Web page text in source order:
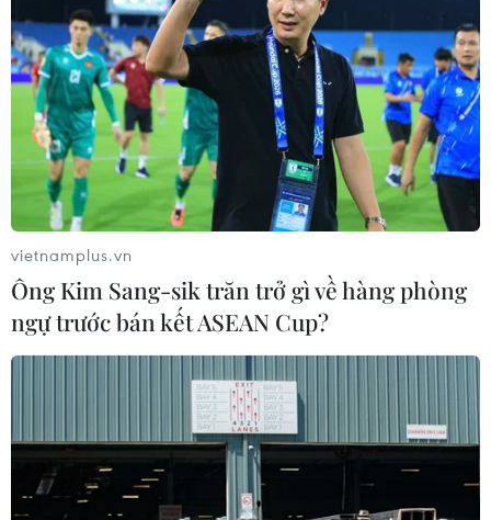
Tổng sản phẩm trong nước 9 tháng tăng
1,42% do ảnh hưởng bởi COVID-19
GDP 9 tháng tăng 1,42% trong bối cảnh nhiều địa
phương thực hiện giãn cách xã hội kéo dài do ảnh
vietnamplus.vn
Ông Kim Sang-sik trăn trở gì về hàng phòng
ngự trước bán kết ASEAN Cup?